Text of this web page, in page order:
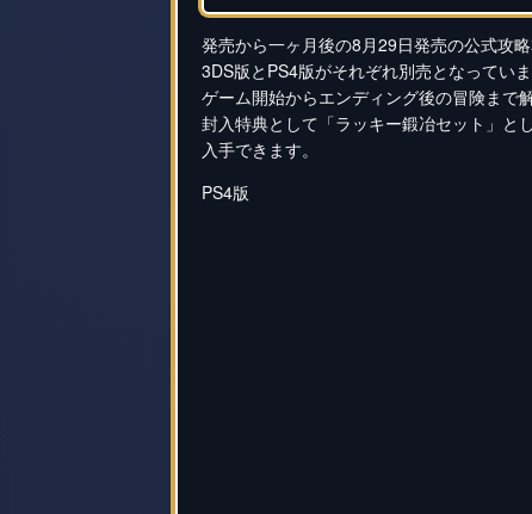
発売から一ヶ月後の8月29日発売の公式攻略
3DS版とPS4版がそれぞれ別売となっていま
ゲーム開始からエンディング後の冒険まで
封入特典として「ラッキー鍛冶セット」と
入手できます。
PS4版